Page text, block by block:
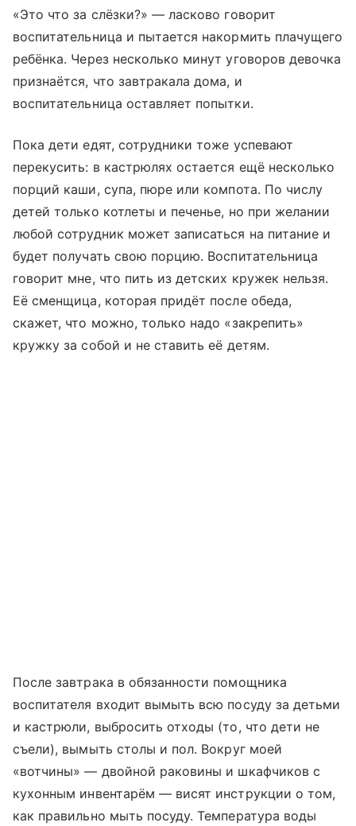
«Это что за слёзки?» — ласково говорит
воспитательница и пытается накормить плачущего
ребёнка. Через несколько минут уговоров девочка
признаётся, что завтракала дома, и
воспитательница оставляет попытки.
Пока дети едят, сотрудники тоже успевают
перекусить: в кастрюлях остается ещё несколько
порций каши, супа, пюре или компота. По числу
детей только котлеты и печенье, но при желании
любой сотрудник может записаться на питание и
будет получать свою порцию. Воспитательница
говорит мне, что пить из детских кружек нельзя.
Её сменщица, которая придёт после обеда,
скажет, что можно, только надо «закрепить»
кружку за собой и не ставить её детям.
После завтрака в обязанности помощника
воспитателя входит вымыть всю посуду за детьми
и кастрюли, выбросить отходы (то, что дети не
съели), вымыть столы и пол. Вокруг моей
«вотчины» — двойной раковины и шкафчиков с
кухонным инвентарём — висят инструкции о том,
как правильно мыть посуду. Температура воды